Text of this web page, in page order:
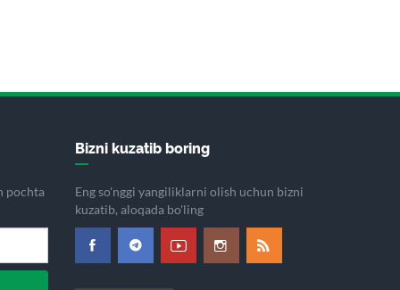
pochta
Bizni kuzatib boring
Eng so'nggi yangiliklarni olish uchun bizni
kuzatib, aloqada bo'ling